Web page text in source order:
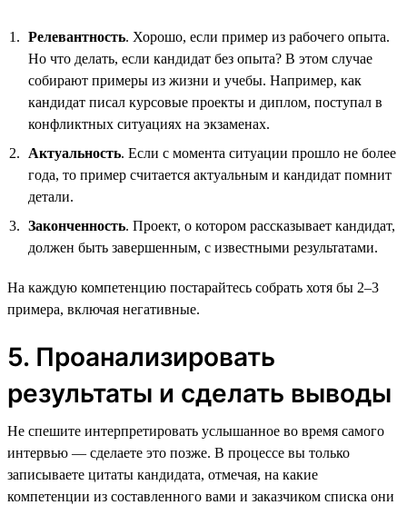
Релевантность. Хорошо, если пример из рабочего опыта.
Но что делать, если кандидат без опыта? В этом случае
собирают примеры из жизни и учебы. Например, как
кандидат писал курсовые проекты и диплом, поступал в
конфликтных ситуациях на экзаменах.
Актуальность. Если с момента ситуации прошло не более
года, то пример считается актуальным и кандидат помнит
детали.
Законченность. Проект, о котором рассказывает кандидат,
должен быть завершенным, с известными результатами.
На каждую компетенцию постарайтесь собрать хотя бы 2–3
примера, включая негативные.
5. Проанализировать
результаты и сделать выводы
Не спешите интерпретировать услышанное во время самого
интервью — сделаете это позже. В процессе вы только
записываете цитаты кандидата, отмечая, на какие
компетенции из составленного вами и заказчиком списка они